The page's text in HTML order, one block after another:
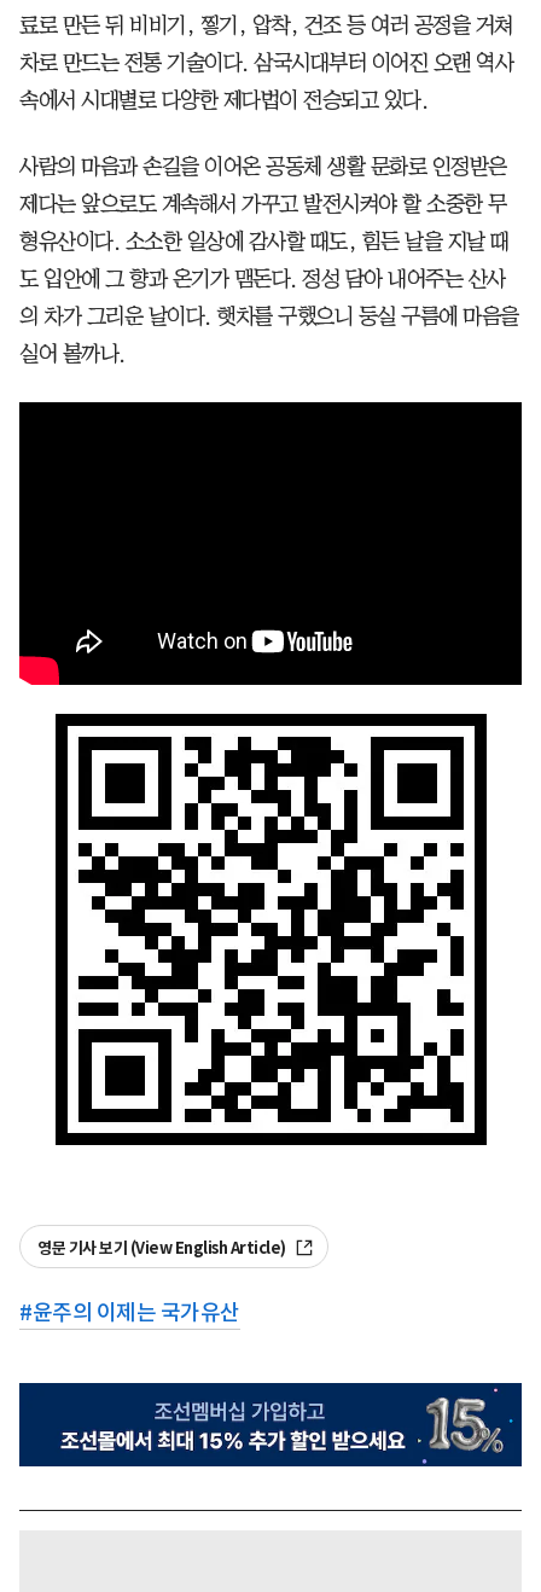
료로 만든 뒤 비비기, 찧기, 압착, 건조 등 여러 공정을 거쳐
차로 만드는 전통 기술이다. 삼국시대부터 이어진 오랜 역사
속에서 시대별로 다양한 제다법이 전승되고 있다.
사람의 마음과 손길을 이어온 공동체 생활 문화로 인정받은
제다는 앞으로도 계속해서 가꾸고 발전시켜야 할 소중한 무
형유산이다. 소소한 일상에 감사할 때도, 힘든 날을 지날 때
도 입안에 그 향과 온기가 맴돈다. 정성 담아 내어주는 산사
의 차가 그리운 날이다. 햇차를 구했으니 둥실 구름에 마음을
실어 볼까나.
영문 기사 보기 (View English Article)
#윤주의 이제는 국가유산